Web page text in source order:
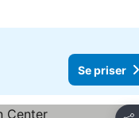
Se priser